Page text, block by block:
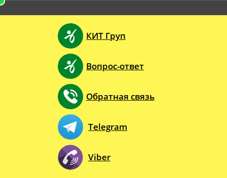
КИТ Груп
Вопрос-ответ
Обратная связь
Telegram
Viber